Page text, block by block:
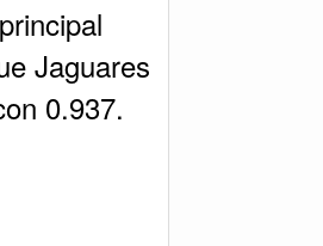
Jaguares
0.937.